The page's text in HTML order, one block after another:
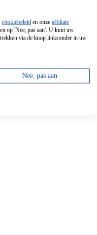
cookiebeleid en onze affiliate
op 'Nee, pas aan'. U kunt uw
via de knop linksonder in uw
Nee, pas aan